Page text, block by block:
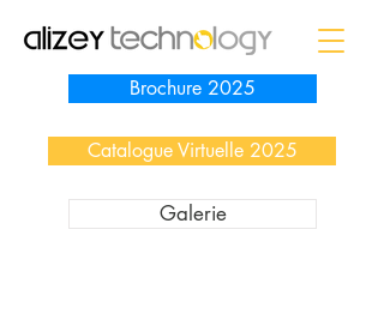
Brochure 2025
Galerie
Catalogue Virtuelle 2025